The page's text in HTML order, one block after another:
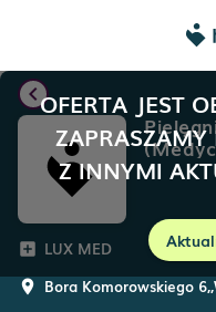
OFERTA JEST
Z INNYMI
chevron_left
add_box LUX MED
room Bora Komorowskiego 6,,